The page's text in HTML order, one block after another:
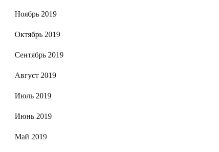
Ноябрь 2019
Октябрь 2019
Сентябрь 2019
Август 2019
Июль 2019
Июнь 2019
Май 2019